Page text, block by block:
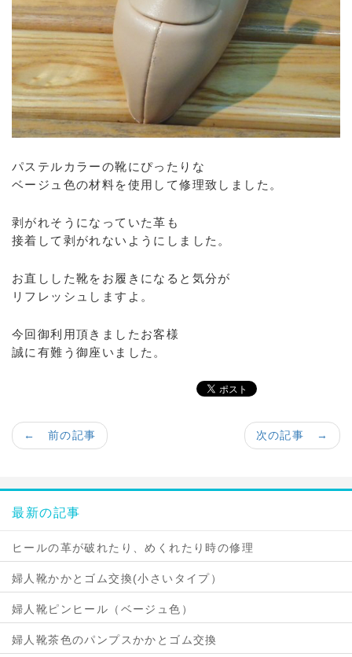
パステルカラーの靴にぴったりな
ベージュ色の材料を使用して修理致しました。
剥がれそうになっていた革も
接着して剥がれないようにしました。
お直しした靴をお履きになると気分が
リフレッシュしますよ。
今回御利用頂きましたお客様
誠に有難う御座いました。
次の記事 →
← 前の記事
最新の記事
ヒールの革が破れたり、めくれたり時の修理
婦人靴かかとゴム交換(小さいタイプ）
婦人靴ピンヒール（ベージュ色）
婦人靴茶色のパンプスかかとゴム交換